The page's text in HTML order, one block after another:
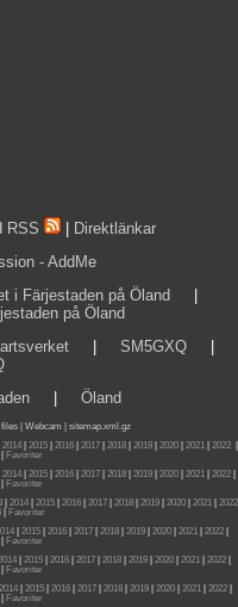
RSS
Direktlänkar
- AddMe
i Färjestaden på Öland
på Öland
SM5GXQ
| Öland
| Webcam |
sitemap.xml.gz
2014| 2015| 2016| 2017| 2018| 2019| 2020| 2021| 2022|
Favoriter
2014 2015 2016 2017 2018 2019 2020 2021 2022
Favoriter
2014 2015 2016 2017 2018 2019 2020 2021
2022
|
Favoriter
2015 2016 2017 2018 2019 2020 2021 2022
Favoriter
| 2015| 2016| 2017| 2018| 2019| 2020| 2021| 2022|
Favoriter
2014| 2015| 2016| 2017| 2018| 2019| 2020| 2021| 2022|
Favoriter